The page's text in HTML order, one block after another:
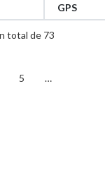
GPS
total de 73
5 …